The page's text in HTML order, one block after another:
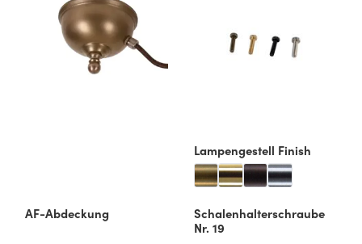
AF-Abdeckung
Lampengestell Finish
Schalenhalterschraube
Nr. 19